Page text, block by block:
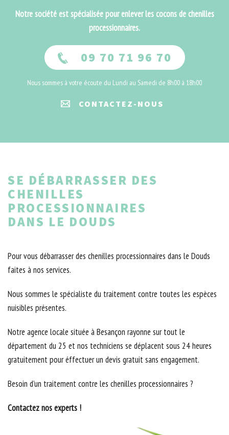
Notre société est spécialisée pour enlever les cocons de chenilles
processionnaires.
09 70 71 96 70
Nous sommes à votre écoute du Lundi au Samedi de 8h00 à 18h00
CONTACTEZ-NOUS
SE DÉBARRASSER DES
CHENILLES
PROCESSIONNAIRES
DANS LE DOUDS
Pour vous débarrasser des chenilles processionnaires dans le Douds
faites à nos services.
Nous sommes le spécialiste du traitement contre toutes les espèces
nuisibles présentes.
Notre agence locale située à Besançon rayonne sur tout le
département du 25 et nos techniciens se déplacent sous 24 heures
gratuitement pour éffectuer un devis gratuit sans engagement.
Besoin d’un traitement contre les chenilles processionnaires ?
Contactez nos experts !